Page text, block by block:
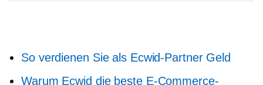
So verdienen Sie als Ecwid-Partner Geld
Warum Ecwid die beste E-Commerce-